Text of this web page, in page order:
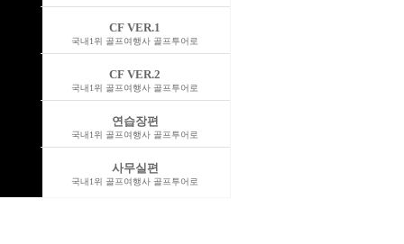
CF VER.1
국내1위 골프여행사 골프투어로
CF VER.2
국내1위 골프여행사 골프투어로
연습장편
국내1위 골프여행사 골프투어로
사무실편
국내1위 골프여행사 골프투어로